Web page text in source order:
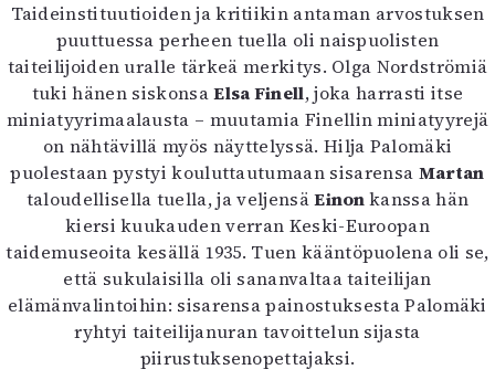
Taideinstituutioiden ja kritiikin antaman arvostuksen
puuttuessa perheen tuella oli naispuolisten
taiteilijoiden uralle tärkeä merkitys. Olga Nordströmiä
tuki hänen siskonsaElsa Finell, joka harrasti itse
miniatyyrimaalausta – muutamia Finellin miniatyyrejä
on nähtävillä myös näyttelyssä. Hilja Palomäki
puolestaan pystyi kouluttautumaan sisarensa Martan
taloudellisella tuella, ja veljensäEinonkanssa hän
kiersi kuukauden verran Keski-Euroopan
taidemuseoita kesällä 1935. Tuen kääntöpuolena oli se,
että sukulaisilla oli sananvaltaa taiteilijan
elämänvalintoihin: sisarensa painostuksesta Palomäki
ryhtyi taiteilijanuran tavoittelun sijasta
piirustuksenopettajaksi.